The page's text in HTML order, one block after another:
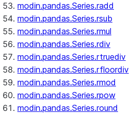
modin.pandas.Series.radd
modin.pandas.Series.rsub
modin.pandas.Series.rmul
modin.pandas.Series.rdiv
modin.pandas.Series.rtruediv
modin.pandas.Series.rfloordiv
modin.pandas.Series.rmod
modin.pandas.Series.rpow
modin.pandas.Series.round